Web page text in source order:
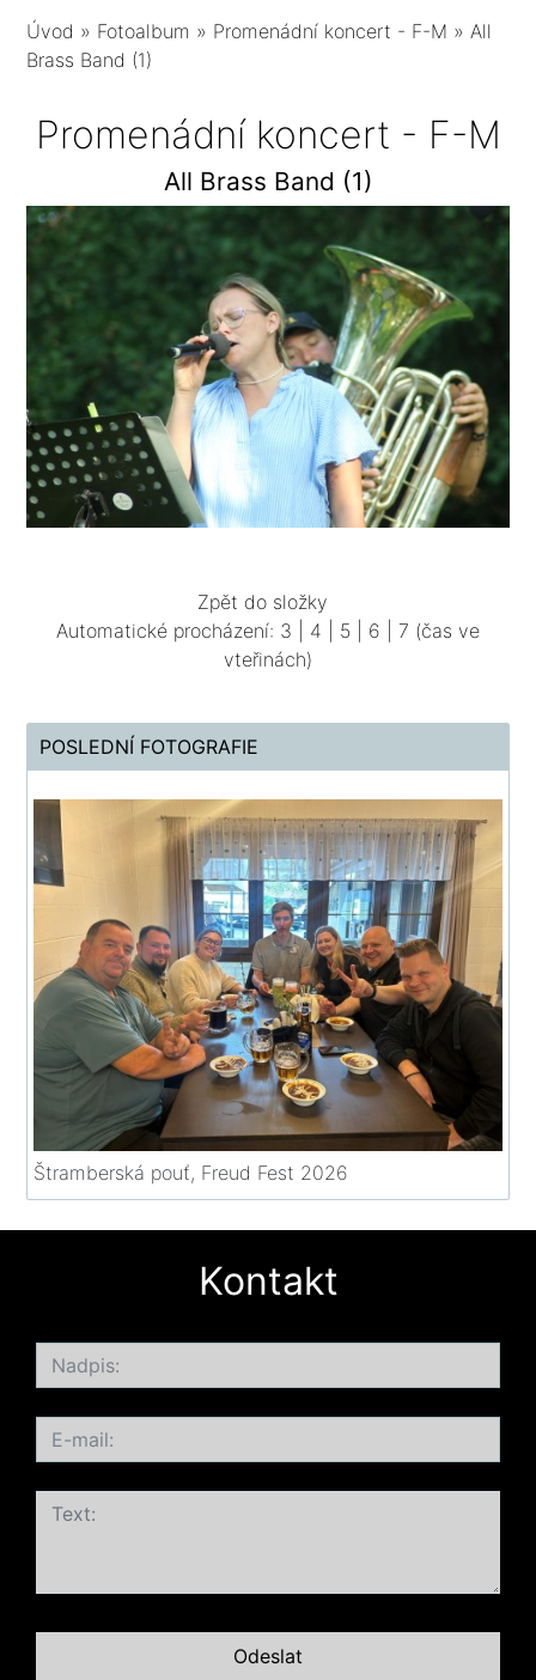
Úvod » Fotoalbum » Promenádní koncert - F-M »All
Brass Band (1)
Promenádní koncert - F-M
All Brass Band (1)
Zpět do složky
Automatické procházení: 3 4 5 6 7 (čas ve
vteřinách)
POSLEDNÍ FOTOGRAFIE
Štramberská pouť, Freud Fest 2026
Kontakt